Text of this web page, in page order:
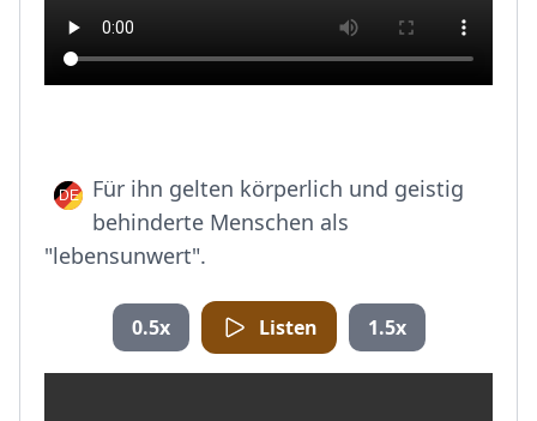
Für ihn gelten körperlich und geistig
behinderte Menschen als
"lebensunwert".
0.5x Listen 1.5x